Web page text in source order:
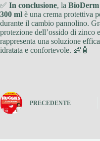
✅ In conclusione, la BioDerm
300 ml è una crema protettiva
durante il cambio pannolino.
protezione dell’ossido di zinco
rappresenta una soluzione
idratata e confortevole. 👶🧴
PRECEDENTE